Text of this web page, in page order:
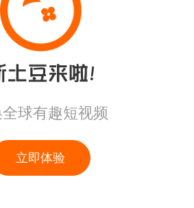
球有趣短视频
立即体验